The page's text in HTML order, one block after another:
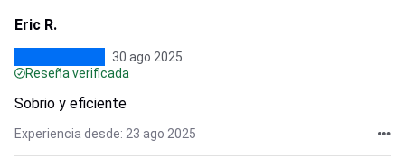
Eric R.
30 ago 2025
Reseña verificada
Sobrio y eficiente
Experiencia desde: 23 ago 2025